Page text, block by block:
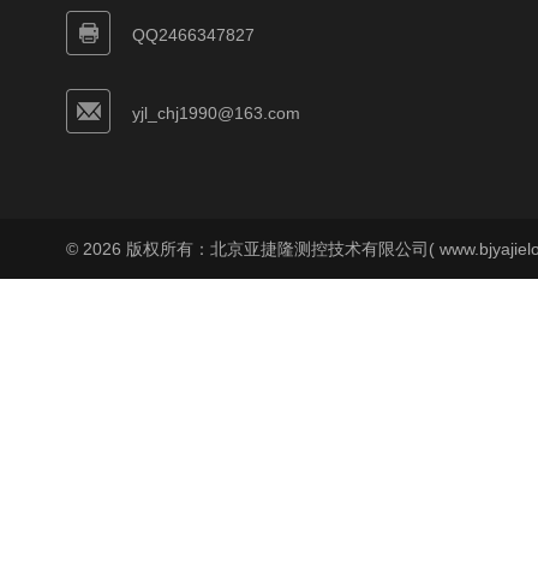
QQ2466347827
yjl_chj1990@163.com
© 2026 版权所有：北京亚捷隆测控技术有限公司(